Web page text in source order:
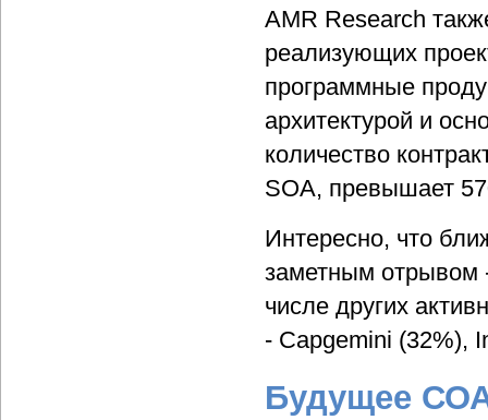
AMR Research
реализующих
программные
архитектурой и
количество
SOA, превышает
Интересно, что
заметным отрывом
числе других
- Capgemini (32%),
Будущее